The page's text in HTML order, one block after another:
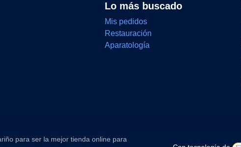
Lo más buscado
Mis pedidos
Restauración
Aparatología
para ser la mejor tienda online para